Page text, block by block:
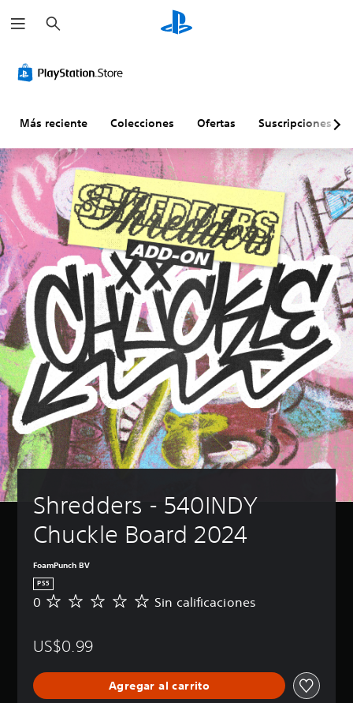
u
s
r
Más reciente Colecciones Ofertas Suscripciones
Shredders - 540INDY
Chuckle Board 2024
FoamPunch BV
PS5
S
c
i
0 Sin calificaciones
US$0.99
Agregar al carrito